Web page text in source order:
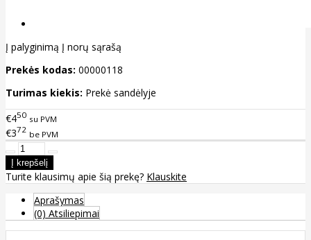
Į palyginimą Į norų sąrašą
Prekės kodas: 00000118
Turimas kiekis: Prekė sandėlyje
€450 su PVM
€372 be PVM
Turite klausimų apie šią prekę? Klauskite
Aprašymas
(0) Atsiliepimai